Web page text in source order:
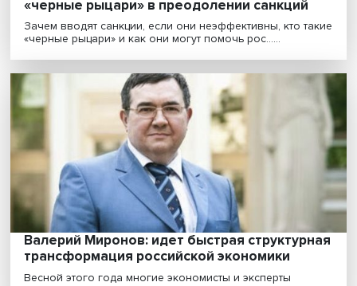
Техподдержка не отвечает: что ждет
ПО после ухода западных разработчиков
Российские обладатели лицензий на софт
предпринимают попытки решить проблемы со
сложностями досту......